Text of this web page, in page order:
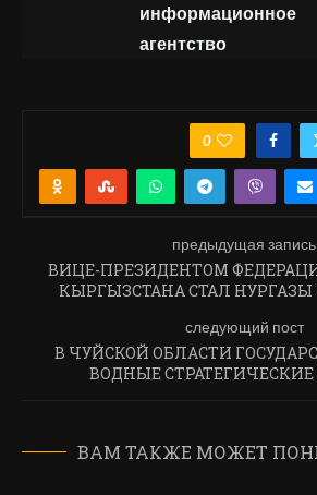
информационное
агентство
0
предыдущая запись
ВИЦЕ-ПРЕЗИДЕНТОМ
КЫРГЫЗСТАНА СТАЛ
следующий пост
В ЧУЙСКОЙ ОБЛАСТИ
ВОДНЫЕ
ВАМ ТАКЖЕ МОЖЕТ